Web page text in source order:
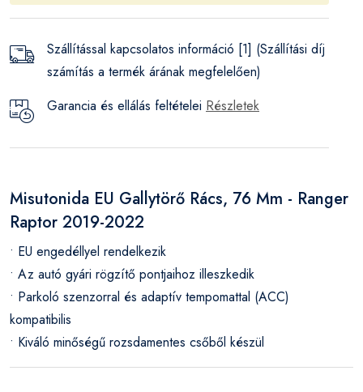
Szállítással kapcsolatos információ [1] (Szállítási díj
számítás a termék árának megfelelően)
Garancia és ellálás feltételei Részletek
Misutonida EU Gallytörő Rács, 76 Mm - Ranger
Raptor 2019-2022
• EU engedéllyel rendelkezik
• Az autó gyári rögzítő pontjaihoz illeszkedik
• Parkoló szenzorral és adaptív tempomattal (ACC)
kompatibilis
• Kiváló minőségű rozsdamentes csőből készül